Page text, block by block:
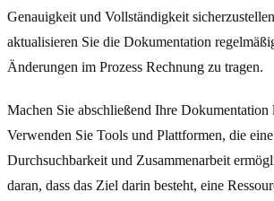
Genauigkeit und Vollständigkeit
aktualisieren Sie die Dokumentation
Änderungen im Prozess Rechnung zu tragen.
Machen Sie abschließend Ihre Dokumentation
Verwenden Sie Tools und Plattformen, die
Durchsuchbarkeit und Zusammenarbeit
daran, dass das Ziel darin besteht, eine